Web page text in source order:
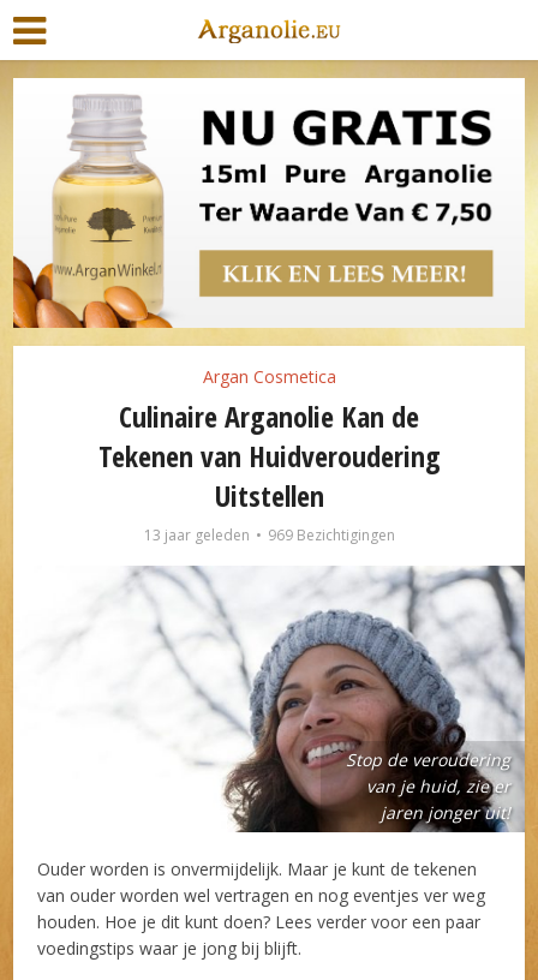
Argan Cosmetica
Culinaire Arganolie Kan de
Tekenen van Huidveroudering
Uitstellen
13 jaar geleden 969 Bezichtigingen
Stop de veroudering
van je huid, zie er
jaren jonger uit!
Ouder worden is onvermijdelijk. Maar je kunt de tekenen
van ouder worden wel vertragen en nog eventjes ver weg
houden. Hoe je dit kunt doen? Lees verder voor een paar
voedingstips waar je jong bij blijft.